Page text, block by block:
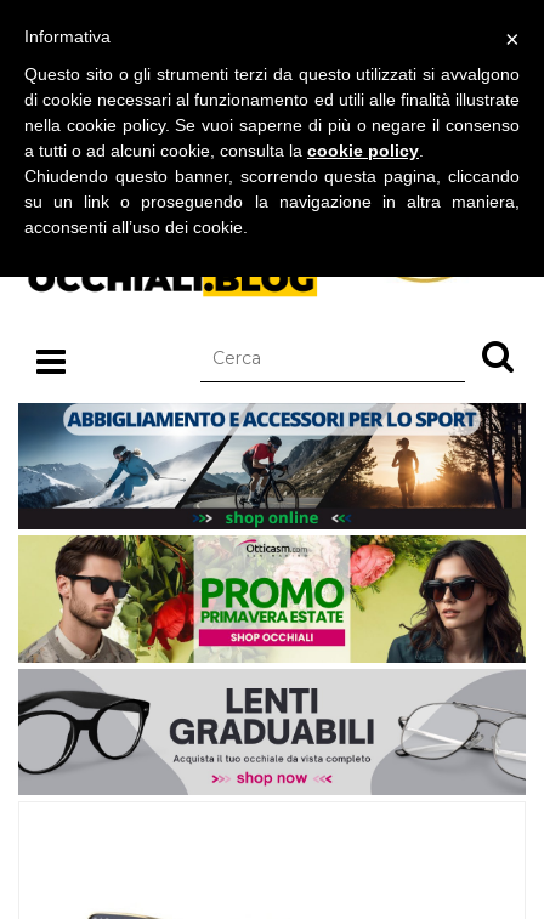
BLOG SU OCCHIALI DA SOLE E OCCHIALI DA VISTA
×
Informativa
Questo sito o gli strumenti terzi da questo utilizzati si avvalgono
di cookie necessari al funzionamento ed utili alle finalità illustrate
nella cookie policy. Se vuoi saperne di più o negare il consenso
a tutti o ad alcuni cookie, consulta la cookie policy
Chiudendo questo banner, scorrendo questa pagina, cliccando
su un link o proseguendo la navigazione in altra maniera,
acconsenti all’uso dei cookie.